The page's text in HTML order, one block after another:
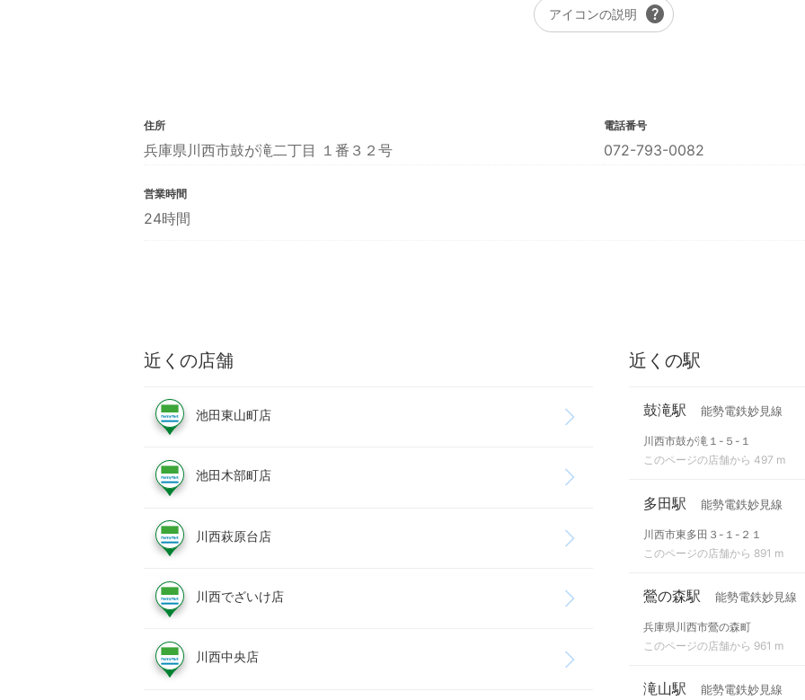
アイコンの説明 help
住所
兵庫県川西市鼓が滝二丁目 １番３２号
電話番号
072-793-0082
営業時間
24時間
近くの店舗
池田東山町店
池田木部町店
川西萩原台店
川西でざいけ店
川西中央店
近くの駅
鼓滝駅 能勢電鉄妙見線
川西市鼓が滝１-５-１
このページの店舗から 497 m
多田駅 能勢電鉄妙見線
川西市東多田３-１-２１
このページの店舗から 891 m
鶯の森駅 能勢電鉄妙見線
兵庫県川西市鶯の森町
このページの店舗から 961 m
滝山駅 能勢電鉄妙見線